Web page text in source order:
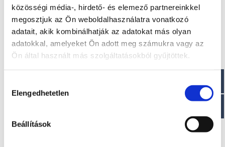
közösségi média-, hirdető- és elemező partnereinkkel
megosztjuk az Ön weboldalhasználatra vonatkozó
adatait, akik kombinálhatják az adatokat más olyan
adatokkal, amelyeket Ön adott meg számukra vagy az
Ön által használt más szolgáltatásokból gyűjtöttek.
kiválasztása
Elengedhetetlen
Beállítások
Optimális motor
Elektromos hajóként is rendelhető
További információk
A típussal kapcsolatos további információkat az alábbi
weboldalon találhatja meg: eolomarine.com